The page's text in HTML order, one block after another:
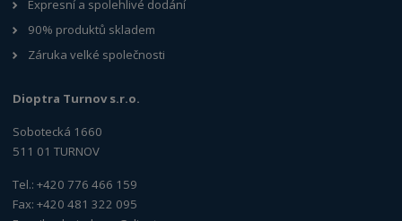
Expresní a spolehlivé dodání
90% produktů skladem
Záruka velké společnosti
Dioptra Turnov s.r.o.
Sobotecká 1660
511 01 TURNOV
Tel.: +420 776 466 159
Fax: +420 481 322 095